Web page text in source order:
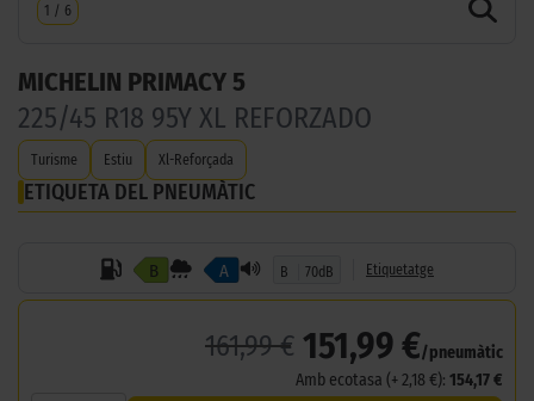
1 / 6
MICHELIN PRIMACY 5
225/45 R18 95Y XL REFORZADO
Turisme Estiu Xl-Reforçada
ETIQUETA DEL PNEUMÀTIC
B A B 70dB Etiquetatge
161,99 € 151,99 €/pneumàtic
Amb ecotasa (+ 2,18 €): 154,17 €